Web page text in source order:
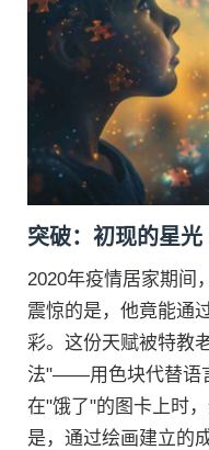
突破：初现的星光
2020年疫情居家期间
震惊的是，他竟能通
彩。这份天赋被特教
法"——用色块代替语
在"饿了"的图卡上时
是，通过绘画建立的